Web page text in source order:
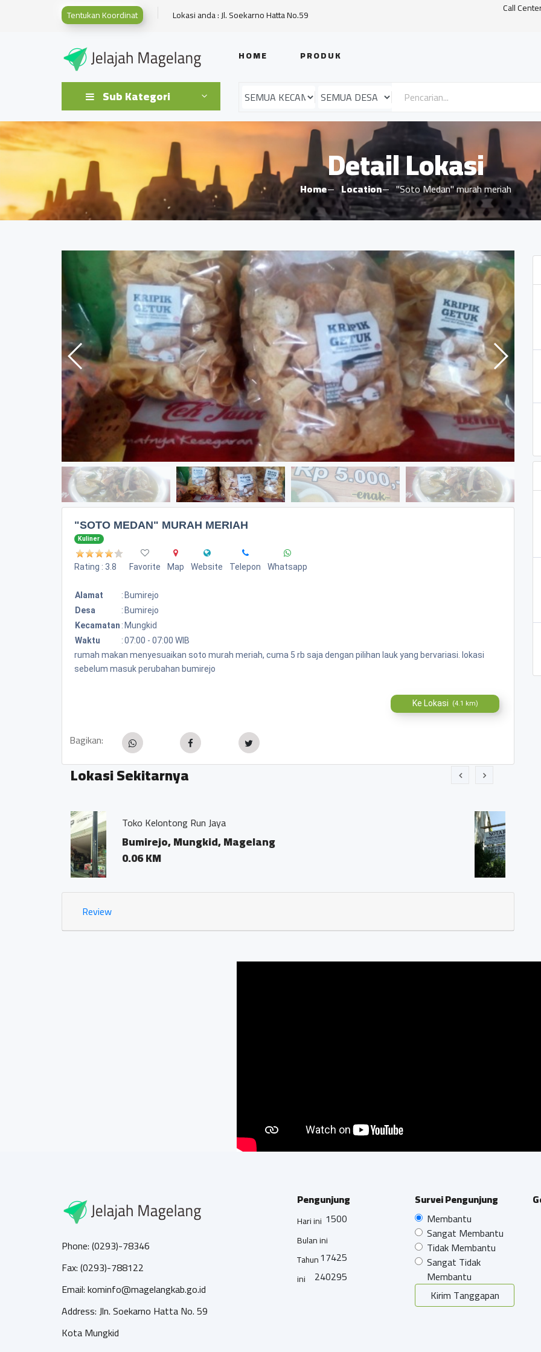
Tentukan Koordinat Lokasi anda : Jl. Soekarno Hatta No.59 Call
HOME PRODUK
Sub Kategori
Detail Lokasi
Home Location "Soto Medan" murah meriah
"SOTO MEDAN" MURAH MERIAH
Kuliner
Rating : 3.8 Favorite Map Website Telepon Whatsapp
Alamat : Bumirejo
Desa
: Bumirejo
Kecamatan : Mungkid
Waktu
:07:00 - 07:00 WIB
rumah makan menyesuaikan soto murah meriah, cuma 5 rb saja dengan pilihan lauk yang bervariasi. lokasi
sebelum masuk perubahan bumirejo
Ke Lokasi (4.1 km)
Bagikan:
Lokasi Sekitarnya
Kantor Notaris dan PPAT "Georgius Ivo Marius, SH"
Bumirejo, Mungkid, Magelang
Review
Phone: (0293)-78346
Fax: (0293)-788122
Email: kominfo@magelangkab.go.id
Address: Jln. Soekarno Hatta No. 59
Kota Mungkid
Pengunjung
Hari ini 1500
Bulan ini
17425
Tahun
ini
240295
Survei Pengunjung
Membantu
Sangat Membantu
Tidak Membantu
Sangat Tidak
Membantu
Kirim Tanggapan